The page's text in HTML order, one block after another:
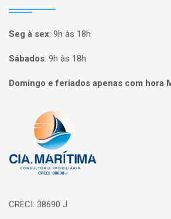
Seg à sex: 9h às 18h
Sábados: 9h às 18h
Domingo e feriados apenas com hora
Página inicial
CRECI: 38690 J